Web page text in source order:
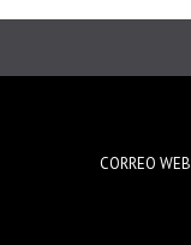
CORREO WEB